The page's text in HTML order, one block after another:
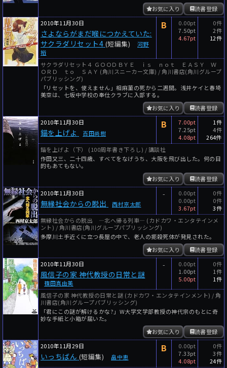
絞り込みリセット
読書登録
お気に入り
2010年11月30日
さよならがまだ喉につかえていた:
サクラダリセット4 (短編集)
河野
裕
B
0.00pt
7.50pt
4.67pt
0件
2件
12件
サクラダリセット４ ＧＯＯＤＢＹＥ ｉｓ ｎｏｔ ＥＡＳＹ Ｗ
ＯＲＤ ｔｏ ＳＡＹ (角川スニーカー文庫) / 角川書店(角川グループ
パブリッシング)
「リセットを、使えません」相麻菫の死から二週間。浅井ケイと春埼
美空は、七坂中学校の奉仕クラブに入部する。
読書登録
お気に入り
2010年11月30日
錨を上げよ 百田尚樹
B
7.00pt
7.25pt
4.08pt
1件
4件
264件
錨を上げよ（下） (100周年書き下ろし) / 講談社
作田又三、二十四歳、すべてをなげうち、大阪を飛び出した。何の目
的もあてもない。
読書登録
お気に入り
2010年11月30日
無縁社会からの脱出 西村京太郎
-
0.00pt
0.00pt
3.67pt
0件
0件
3件
無縁社会からの脱出 ―北へ帰る列車― (カドカワ・エンタテインメ
ント) / 角川書店(角川グループパブリッシング)
多摩川土手近くに立つ長屋の中で、老人の扼殺死体が発見された。
読書登録
お気に入り
2010年11月30日
風信子の家 神代教授の日常と謎
篠田真由美
-
0.00pt
1.00pt
5.00pt
0件
1件
1件
風信子の家 神代教授の日常と謎 (カドカワ・エンタテインメント) / 角
川書店(角川グループパブリッシング)
「君にこの謎が解けるかな?」W大学文学部教授の神代宗のもとに奇
妙な手紙と小箱が届いた。
読書登録
お気に入り
2010年11月29日
いっちばん (短編集) 畠中恵
B
0.00pt
7.33pt
4.08pt
0件
3件
24件